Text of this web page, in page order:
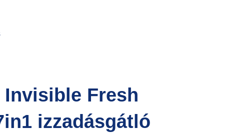
Invisible Fresh
izzadásgátló